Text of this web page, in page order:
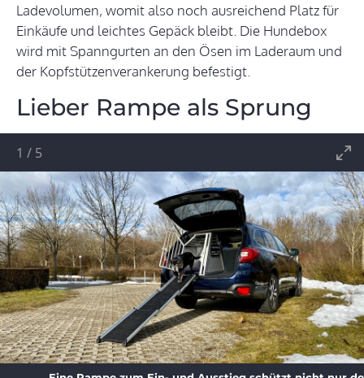
Ladevolumen, womit also noch ausreichend Platz für
Einkäufe und leichtes Gepäck bleibt. Die Hundebox
wird mit Spanngurten an den Ösen im Laderaum und
der Kopfstützenverankerung befestigt.
Lieber Rampe als Sprung
1 / 5